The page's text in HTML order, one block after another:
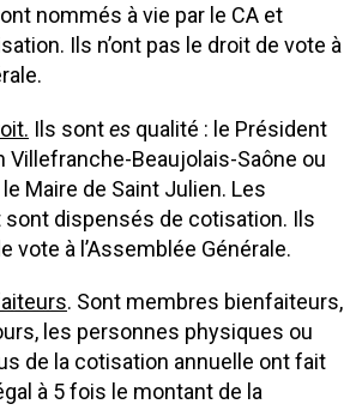
nommés à vie par le CA et
Ils n’ont pas le droit de vote à
Ils sontes qualité : le Président
Villefranche-Beaujolais-Saône ou
Maire de Saint Julien. Les
dispensés de cotisation. Ils
vote à l’Assemblée Générale.
. Sont membres bienfaiteurs,
les personnes physiques ou
de la cotisation annuelle ont fait
à 5 fois le montant de la